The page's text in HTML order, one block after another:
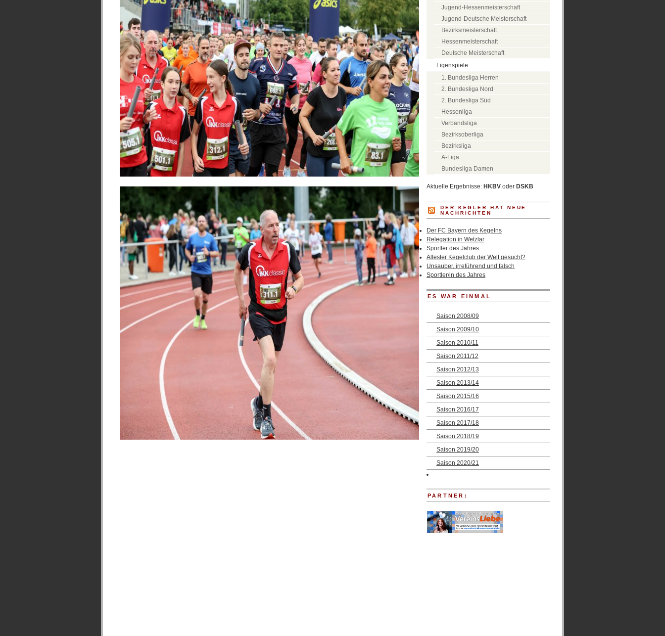
Jugend-Hessenmeisterschaft
Jugend-Deutsche Meisterschaft
Bezirksmeisterschaft
Hessenmeisterschaft
Deutsche Meisterschaft
Ligenspiele
1. Bundesliga Herren
2. Bundesliga Nord
2. Bundesliga Süd
Hessenliga
Verbandsliga
Bezirksoberliga
Bezirksliga
A-Liga
Bundesliga Damen
Aktuelle Ergebnisse: HKBV oder DSKB
DER KEGLER HAT NEUE
NACHRICHTEN
Der FC Bayern des Kegelns
Relegation in Wetzlar
Sportler des Jahres
Ältester Kegelclub der Welt gesucht?
Unsauber, irreführend und falsch
Sportler/in des Jahres
ES WAR EINMAL
Saison 2008/09
Saison 2009/10
Saison 2010/11
Saison 2011/12
Saison 2012/13
Saison 2013/14
Saison 2015/16
Saison 2016/17
Saison 2017/18
Saison 2018/19
Saison 2019/20
Saison 2020/21
PARTNER: